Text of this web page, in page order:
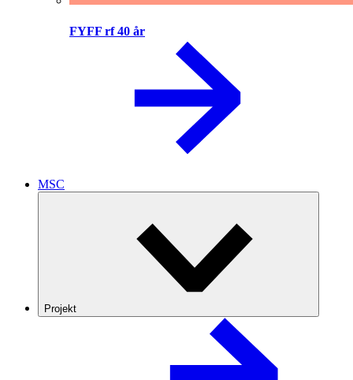
FYFF rf 40 år
MSC
Projekt